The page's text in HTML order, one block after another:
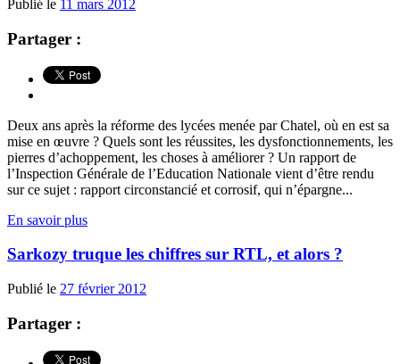
Publié le 11 mars 2012
Partager :
Deux ans après la réforme des lycées menée par Chatel, où en est sa
mise en œuvre ? Quels sont les réussites, les dysfonctionnements, les
pierres d’achoppement, les choses à améliorer ? Un rapport de
l’Inspection Générale de l’Education Nationale vient d’être rendu
sur ce sujet : rapport circonstancié et corrosif, qui n’épargne...
En savoir plus
Sarkozy truque les chiffres sur RTL, et alors ?
Publié le 27 février 2012
Partager :